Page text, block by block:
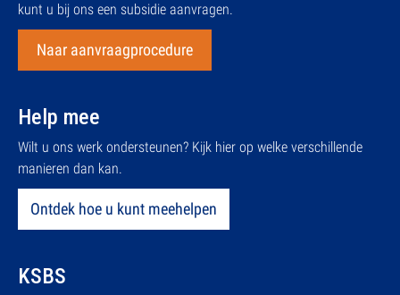
kunt u bij ons een subsidie aanvragen.
Naar aanvraagprocedure
Help mee
Wilt u ons werk ondersteunen? Kijk hier op welke verschillende
manieren dan kan.
Ontdek hoe u kunt meehelpen
KSBS